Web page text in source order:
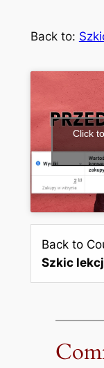
Back to:
Click
Back to
Szkic